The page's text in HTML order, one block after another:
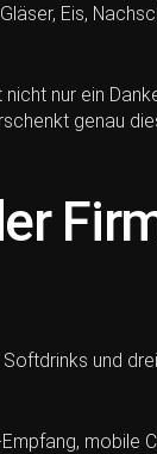
Eis,
nur ein
genau
und